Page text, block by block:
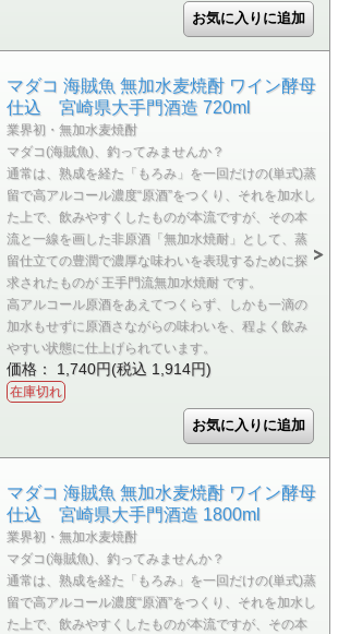
マダコ 海賊魚 無加水麦焼酎 ワイン酵母
仕込 宮崎県大手門酒造 720ml
業界初・無加水麦焼酎
マダコ(海賊魚)、釣ってみませんか？
通常は、熟成を経た「もろみ」を一回だけの(単式)蒸
留で高アルコール濃度“原酒”をつくり、それを加水し
た上で、飲みやすくしたものが本流ですが、その本
流と一線を画した非原酒「無加水焼耐」として、蒸
留仕立ての豊潤で濃厚な味わいを表現するために探
求されたものが 王手門流無加水焼耐 です。
高アルコール原酒をあえてつくらず、しかも一滴の
加水もせずに原酒さながらの味わいを、程よく飲み
やすい状態に仕上げられています。
価格： 1,740円(税込 1,914円)
在庫切れ
マダコ 海賊魚 無加水麦焼酎 ワイン酵母
仕込 宮崎県大手門酒造 1800ml
業界初・無加水麦焼酎
マダコ(海賊魚)、釣ってみませんか？
通常は、熟成を経た「もろみ」を一回だけの(単式)蒸
留で高アルコール濃度“原酒”をつくり、それを加水し
た上で、飲みやすくしたものが本流ですが、その本